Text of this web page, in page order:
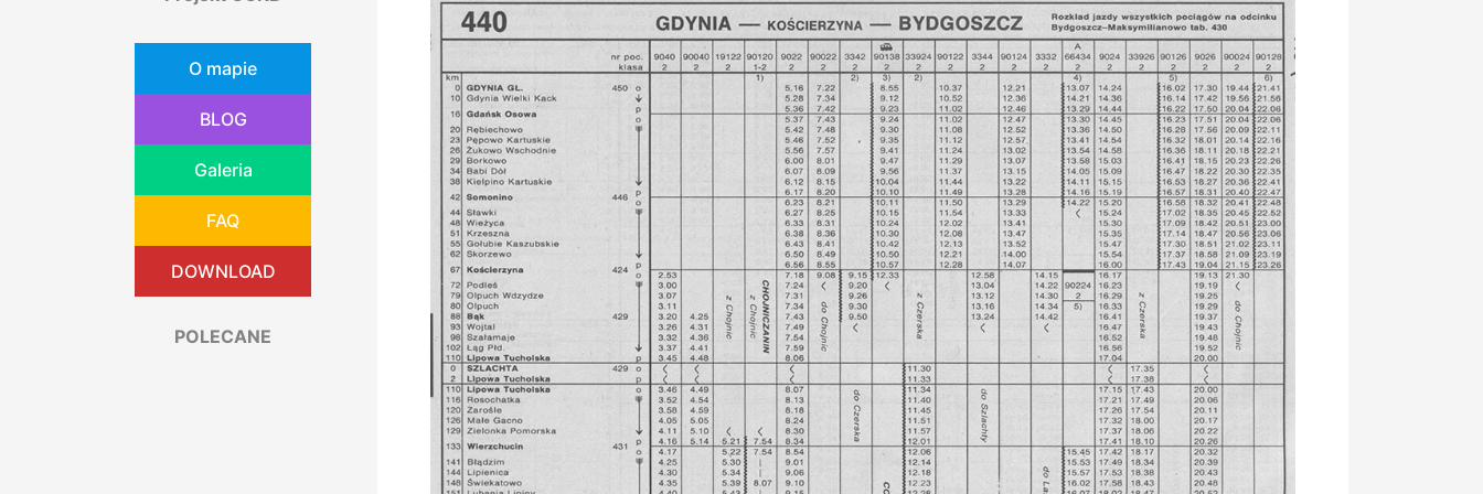
O mapie
BLOG
Galeria
FAQ
DOWNLOAD
POLECANE